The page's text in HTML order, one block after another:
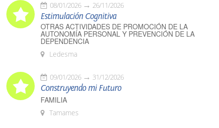
08/01/2026 26/11/2026
Estimulación Cognitiva
OTRAS ACTIVIDADES DE PROMOCIÓN DE LA
AUTONOMÍA PERSONAL Y PREVENCIÓN DE LA
DEPENDENCIA
Ledesma
09/01/2026 31/12/2026
Construyendo mi Futuro
FAMILIA
Tamames